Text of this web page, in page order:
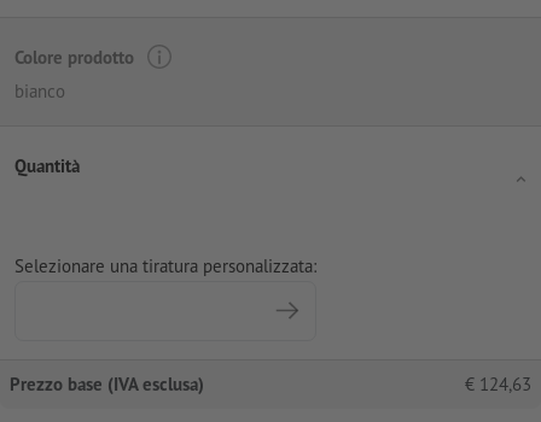
Colore prodotto
bianco
Quantità
Selezionare una tiratura personalizzata:
Prezzo base (IVA esclusa) € 124,63